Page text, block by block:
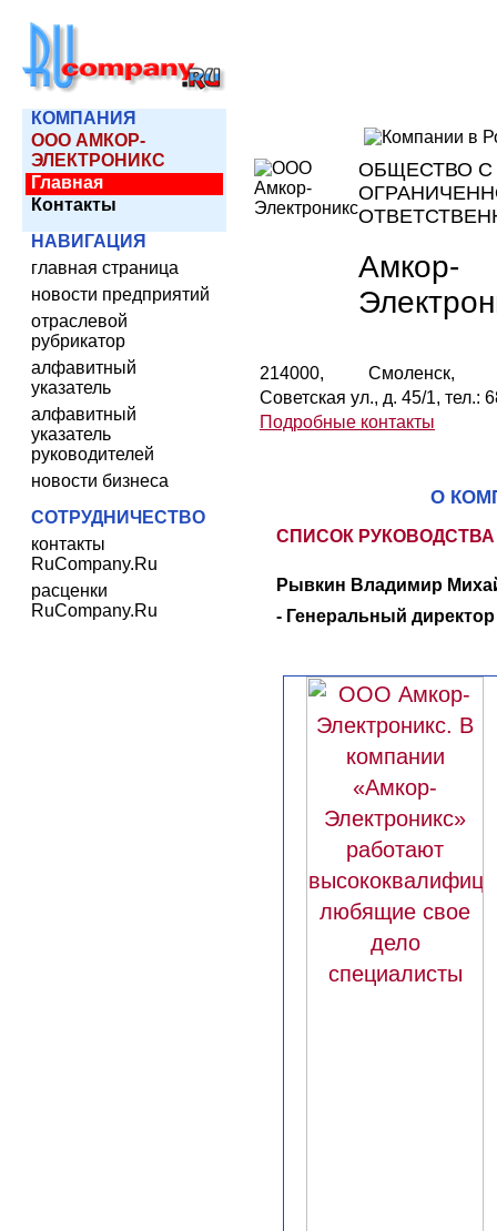
КОМПАНИЯ
ООО АМКОР-
ЭЛЕКТРОНИКС
Главная
Контакты
НАВИГАЦИЯ
главная страница
новости предприятий
отраслевой
рубрикатор
алфавитный
указатель
алфавитный
указатель
руководителей
новости бизнеса
СОТРУДНИЧЕСТВО
контакты
RuCompany.Ru
расценки
RuCompany.Ru
ОБЩЕСТВО С
Амкор-
214000, Смоленск,
Советская ул., д. 45/1, тел.:
Подробные контакты
О
СПИСОК РУКОВОДСТВА
Рывкин Владимир
- Генеральный директор